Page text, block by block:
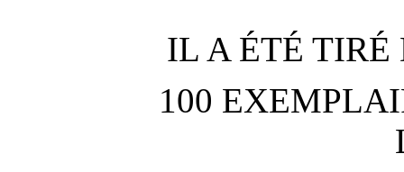
IL A ÉTÉ TIRÉ
100